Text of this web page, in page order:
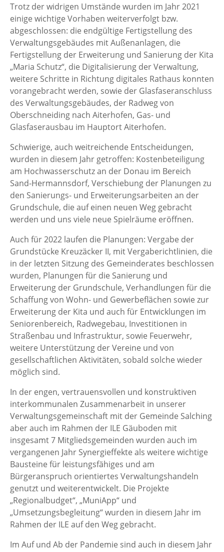
Trotz der widrigen Umstände wurden im Jahr 2021
einige wichtige Vorhaben weiterverfolgt bzw.
abgeschlossen: die endgültige Fertigstellung des
Verwaltungsgebäudes mit Außenanlagen, die
Fertigstellung der Erweiterung und Sanierung der Kita
„Maria Schutz“, die Digitalisierung der Verwaltung,
weitere Schritte in Richtung digitales Rathaus konnten
vorangebracht werden, sowie der Glasfaseranschluss
des Verwaltungsgebäudes, der Radweg von
Oberschneiding nach Aiterhofen, Gas- und
Glasfaserausbau im Hauptort Aiterhofen.
Schwierige, auch weitreichende Entscheidungen,
wurden in diesem Jahr getroffen: Kostenbeteiligung
am Hochwasserschutz an der Donau im Bereich
Sand-Hermannsdorf, Verschiebung der Planungen zu
den Sanierungs- und Erweiterungsarbeiten an der
Grundschule, die auf einen neuen Weg gebracht
werden und uns viele neue Spielräume eröffnen.
Auch für 2022 laufen die Planungen: Vergabe der
Grundstücke Kreuzäcker II, mit Vergaberichtlinien, die
in der letzten Sitzung des Gemeinderates beschlossen
wurden, Planungen für die Sanierung und
Erweiterung der Grundschule, Verhandlungen für die
Schaffung von Wohn- und Gewerbeflächen sowie zur
Erweiterung der Kita und auch für Entwicklungen im
Seniorenbereich, Radwegebau, Investitionen in
Straßenbau und Infrastruktur, sowie Feuerwehr,
weitere Unterstützung der Vereine und von
gesellschaftlichen Aktivitäten, sobald solche wieder
möglich sind.
In der engen, vertrauensvollen und konstruktiven
interkommunalen Zusammenarbeit in unserer
Verwaltungsgemeinschaft mit der Gemeinde Salching
aber auch im Rahmen der ILE Gäuboden mit
insgesamt 7 Mitgliedsgemeinden wurden auch im
vergangenen Jahr Synergieffekte als weitere wichtige
Bausteine für leistungsfähiges und am
Bürgeranspruch orientiertes Verwaltungshandeln
genutzt und weiterentwickelt. Die Projekte
„Regionalbudget“, „MuniApp“ und
„Umsetzungsbegleitung“ wurden in diesem Jahr im
Rahmen der ILE auf den Weg gebracht.
Im Auf und Ab der Pandemie sind auch in diesem Jahr